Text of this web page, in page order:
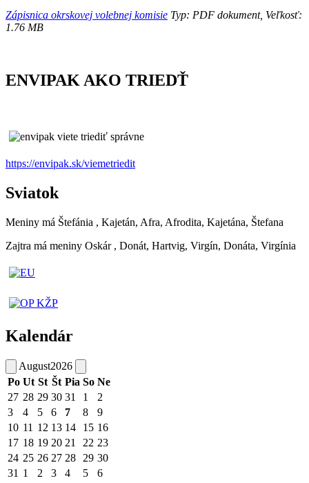
Zápisnica okrskovej volebnej komisie Typ: PDF dokument, Veľkosť:
1.76 MB
ENVIPAK AKO TRIEDŤ
https://envipak.sk/viemetriedit
Sviatok
Meniny má Štefánia , Kajetán, Afra, Afrodita, Kajetána, Štefana
Zajtra má meniny Oskár , Donát, Hartvig, Virgín, Donáta, Virgínia
Kalendár
August2026
Po Ut St Št Pia So Ne
27 28 29 30 31 1
2
3
4 5 6 7 8
9
10 11 12 13 14 15 16
17 18 19 20 21 22 23
24 25 26 27 28 29 30
31 1 2 3 4 5 6